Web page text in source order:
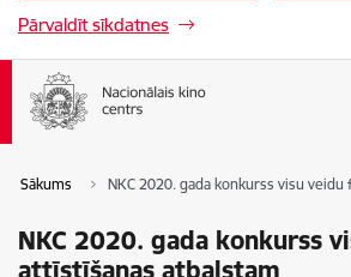
Pārvaldīt sīkdatnes
Sākums NKC 2020. gada konkurss visu veidu
NKC 2020. gada konkurss
attīstīšanas atbalstam